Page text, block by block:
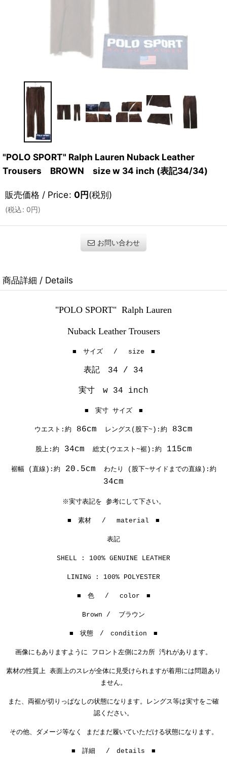
"POLO SPORT" Ralph Lauren Nuback Leather
Trousers BROWN size w 34 inch (表記34/34)
販売価格 / Price: 0円(税別)
(税込: 0円)
お問い合わせ
商品詳細 / Details
"POLO SPORT" Ralph Lauren
Nuback Leather Trousers
■ サイズ / size ■
表記 34 / 34
実寸 w 34 inch
■ 実寸 サイズ ■
ウエスト:約 86cm レングス(股下~):約 83cm
股上:約 34cm 総丈(ウエスト~裾):約 115cm
裾幅 (直線):約 20.5cm わたり (股下~サイドまでの直線):約
34cm
※実寸表記を 参考にして下さい。
■ 素材 / material ■
表記
SHELL : 100% GENUINE LEATHER
LINING : 100% POLYESTER
■ 色 / color ■
Brown / ブラウン
■ 状態 / condition ■
画像にもありますように フロント左側に2カ所 汚れがあります。
素材の性質上 表面上のスレが全体に見受けられますが着用には問題あり
ません。
また、両裾が切りっぱなしの状態になります。レングス等は実寸をご確
認ください。
その他、ダメージ等なく まだまだ履いていただける状態になります。
■ 詳細 / details ■